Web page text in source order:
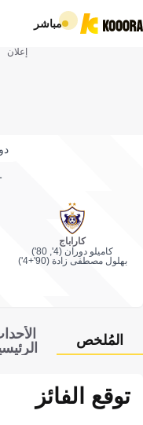
مباشر
إعلان
كاراباج
كاميلو دوران (4', 80')
بهلول مصطفى زادة (90'+4')
المُلخص
توقع الفائز